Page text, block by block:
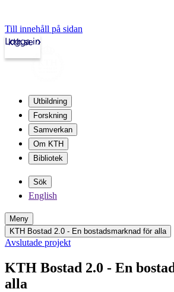
Till innehåll på sidan
kth.se
Logga in
Utbildning
Forskning
Samverkan
Om KTH
Bibliotek
Sök
English
Meny
KTH Bostad 2.0 - En bostadsmarknad för alla
Avslutade projekt
KTH Bostad 2.0 - En
alla